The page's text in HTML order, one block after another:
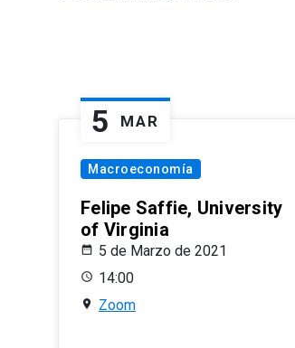
5 MAR
Macroeconomía
Felipe Saffie, University
of Virginia
5 de Marzo de 2021
14:00
Zoom